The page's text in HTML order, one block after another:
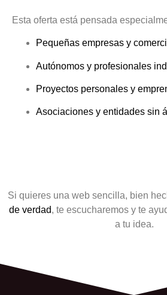
Esta oferta está pensada
Pequeñas empresas y
Autónomos y profesionales
Proyectos personales y
Asociaciones y entidades sin
Si quieres una web sencilla, bien
de verdad, te escucharemos y te
a tu idea.